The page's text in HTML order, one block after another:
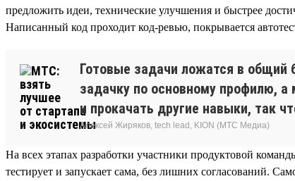
предложить идеи, технические улучшения и быстрее
Написанный код проходит код-ревью, покрывается
Готовые задачи ложатся в общий
задачку по основному профилю,
и прокачать другие навыки, так
Алексей Жиряков, tech lead, KION (МТС Медиа)
На всех этапах разработки участники продуктовой
тестирует и запускает сама, без лишних согласований.